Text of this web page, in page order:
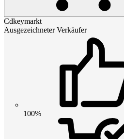
Cdkeymarkt
Ausgezeichneter Verkäufer
100%